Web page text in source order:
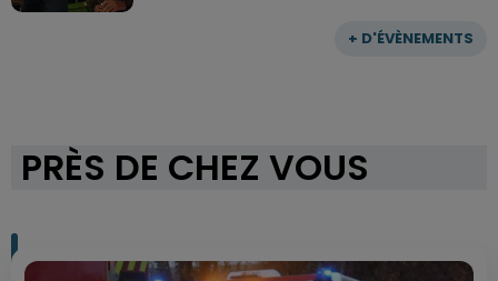
+ D'ÉVÈNEMENTS
PRÈS DE CHEZ VOUS